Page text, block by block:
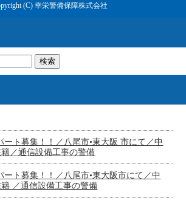
(C) 幸栄警備保障株式会社
ート募集！！／八尾市•東大阪 市にて／中
／通信設備工事の警備
ート募集！！／八尾市•東大阪市にて／中
／通信設備工事の警備